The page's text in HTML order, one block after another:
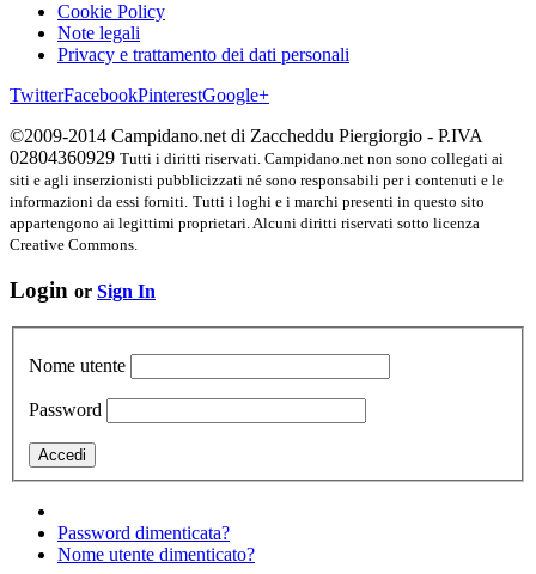
Cookie Policy
Note legali
Privacy e trattamento dei dati personali
TwitterFacebookPinterestGoogle+
©2009-2014 Campidano.net di Zaccheddu Piergiorgio - P.IVA
02804360929 Tutti i diritti riservati. Campidano.net non sono collegati ai
siti e agli inserzionisti pubblicizzati né sono responsabili per i contenuti e le
informazioni da essi forniti. Tutti i loghi e i marchi presenti in questo sito
appartengono ai legittimi proprietari. Alcuni diritti riservati sotto licenza
Creative Commons.
Login or Sign In
Nome utente
Password
Password dimenticata?
Nome utente dimenticato?